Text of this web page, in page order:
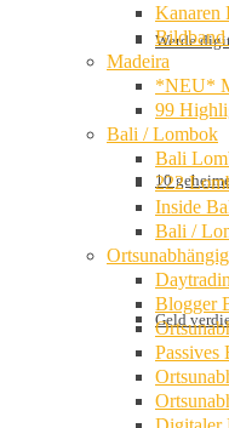
Werde
10
Geld
Kanaren
Bildband
Madeira
*NEU*
99
Bali / Lombok
Bali
222
Inside
Bali /
Blogger